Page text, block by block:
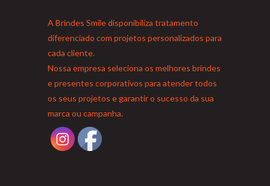
A Brindes Smile disponibiliza tratamento
diferenciado com projetos personalizados para
cada cliente.
Nossa empresa seleciona os melhores brindes
e presentes corporativos para atender todos
os seus projetos e garantir o sucesso da sua
marca ou campanha.